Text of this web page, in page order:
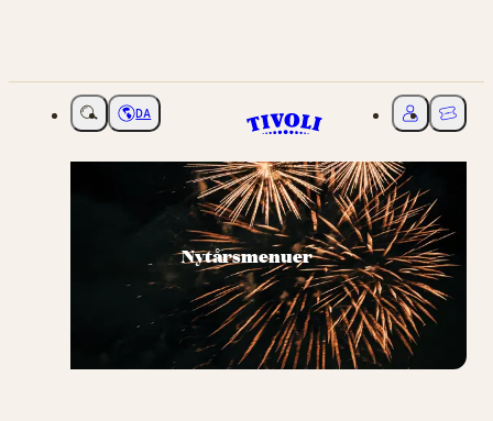
Vælg sprog
DA Mit Tivoli
Nytårsmenuer